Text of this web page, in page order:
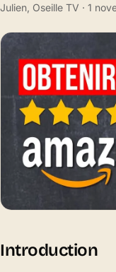
Julien, Oseille TV · 1
Introduction